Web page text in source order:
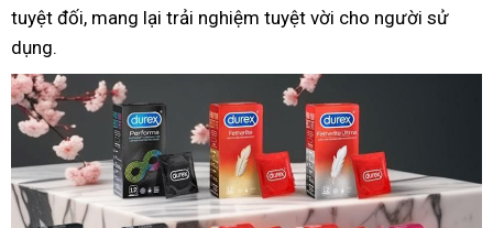
tuyệt đối, mang lại trải nghiệm tuyệt vời cho người sử
dụng.